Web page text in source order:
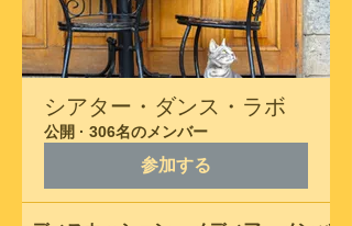
シアター・ダンス・ラボ
公開 · 306名のメンバー
参加する